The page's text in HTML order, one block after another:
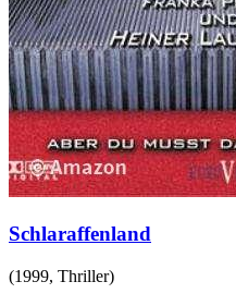
Schlaraffenland
(1999, Thriller)